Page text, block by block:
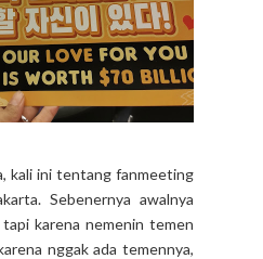
kali ini tentang fanmeeting
Sebenernya awalnya
karena nemenin temen
nggak ada temennya,